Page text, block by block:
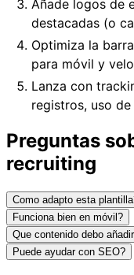
Añade logos de
destacadas (o
Optimiza la
para móvil y
Lanza con
registros, uso
Preguntas
recruiting
Como adapto esta
Funciona bien en móvil?
Que contenido debo
Puede ayudar con SEO?